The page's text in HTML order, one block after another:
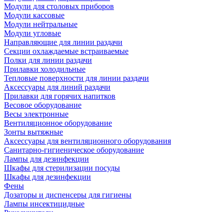
Модули для столовых приборов
Модули кассовые
Модули нейтральные
Модули угловые
Направляющие для линии раздачи
Секции охлаждаемые встраиваемые
Полки для линии раздачи
Прилавки холодильные
Тепловые поверхности для линии раздачи
Аксессуары для линий раздачи
Прилавки для горячих напитков
Весовое оборудование
Весы электронные
Вентиляционное оборудование
Зонты вытяжные
Аксессуары для вентиляционного оборудования
Санитарно-гигиеническое оборудование
Лампы для дезинфекции
Шкафы для стерилизации посуды
Шкафы для дезинфекции
Фены
Дозаторы и диспенсеры для гигиены
Лампы инсектицидные